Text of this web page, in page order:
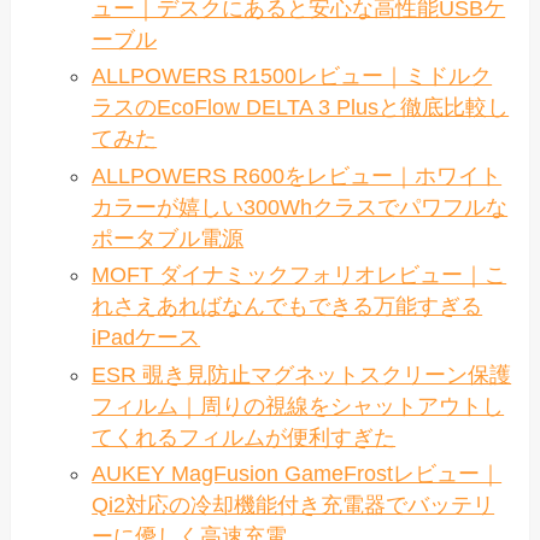
ュー｜デスクにあると安心な高性能USBケ
ーブル
ALLPOWERS R1500レビュー｜ミドルク
ラスのEcoFlow DELTA 3 Plusと徹底比較し
てみた
ALLPOWERS R600をレビュー｜ホワイト
カラーが嬉しい300Whクラスでパワフルな
ポータブル電源
MOFT ダイナミックフォリオレビュー｜こ
れさえあればなんでもできる万能すぎる
iPadケース
ESR 覗き見防止マグネットスクリーン保護
フィルム｜周りの視線をシャットアウトし
てくれるフィルムが便利すぎた
AUKEY MagFusion GameFrostレビュー｜
Qi2対応の冷却機能付き充電器でバッテリ